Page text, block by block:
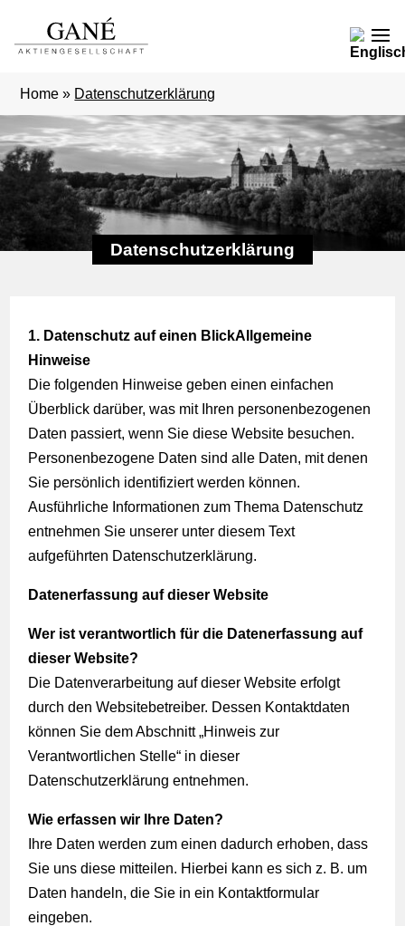
Home » Datenschutzerklärung
Datenschutzerklärung
1. Datenschutz auf einen BlickAllgemeine
Hinweise
Die folgenden Hinweise geben einen einfachen
Überblick darüber, was mit Ihren personenbezogenen
Daten passiert, wenn Sie diese Website besuchen.
Personenbezogene Daten sind alle Daten, mit denen
Sie persönlich identifiziert werden können.
Ausführliche Informationen zum Thema Datenschutz
entnehmen Sie unserer unter diesem Text
aufgeführten Datenschutzerklärung.
Datenerfassung auf dieser Website
Wer ist verantwortlich für die Datenerfassung auf
dieser Website?
Die Datenverarbeitung auf dieser Website erfolgt
durch den Websitebetreiber. Dessen Kontaktdaten
können Sie dem Abschnitt „Hinweis zur
Verantwortlichen Stelle“ in dieser
Datenschutzerklärung entnehmen.
Wie erfassen wir Ihre Daten?
Ihre Daten werden zum einen dadurch erhoben, dass
Sie uns diese mitteilen. Hierbei kann es sich z. B. um
Daten handeln, die Sie in ein Kontaktformular
eingeben.